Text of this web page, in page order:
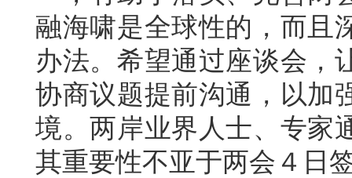
融海啸是全球性的，而且
办法。希望通过座谈会，
协商议题提前沟通，以加
境。两岸业界人士、专家
其重要性不亚于两会４日